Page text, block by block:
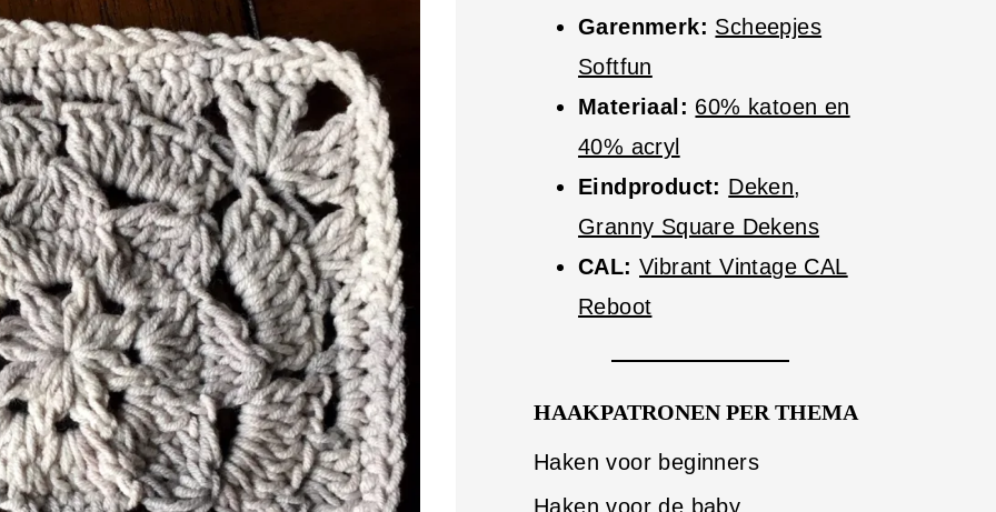
Garenmerk: Scheepjes
Softfun
Materiaal: 60% katoen en
40% acryl
Eindproduct: Deken,
Granny Square Dekens
CAL: Vibrant Vintage CAL
Reboot
HAAKPATRONEN PER THEMA
Haken voor beginners
Haken voor de baby